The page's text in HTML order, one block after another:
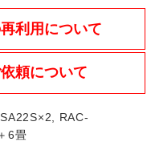
ぶ
利用について
頼について
RAC-
6畳